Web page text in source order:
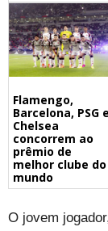
Flamengo,
Barcelona, PSG e
Chelsea
concorrem ao
prêmio de
melhor clube do
mundo
O jovem